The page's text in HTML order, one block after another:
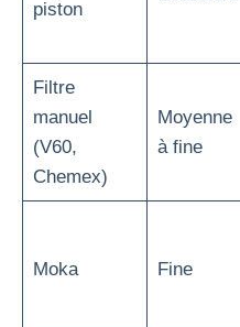
piston
Filtre
manuel
(V60,
Chemex)
Moyenne
à fine
Moka Fine